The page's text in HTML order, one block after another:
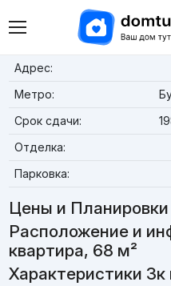
Адрес:
Метро:
Срок сдачи:
Отделка:
Парковка:
Цены и Планировки
Расположение и
квартира, 68 м²
Характеристики